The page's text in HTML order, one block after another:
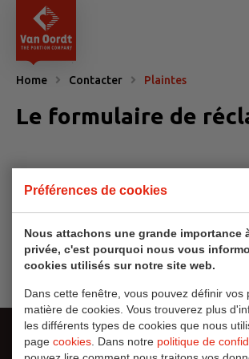
Préférences de cookies
Nous attachons une grande importance
privée, c'est pourquoi nous vous
cookies utilisés sur notre site web.
Dans cette fenêtre, vous pouvez définir vos
matière de cookies. Vous trouverez plus
les différents types de cookies que nous
page cookies . Dans notre politique de
Home Contacter Plaintes
Le formulaire de